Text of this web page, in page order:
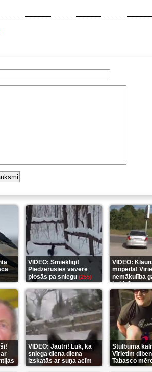
VIDEO: Smieklīgi!
Piedzērusies vāvere
plosās pa sniegu (255)
VIDEO:
mopēda!
nemākulība
beidzās ar
(289)
VIDEO: Jautri! Lūk, kā
sniega diena diena
izskatās ar suņa acīm
(6)
Stulbuma
Vīrietim
Tabasco
(7)